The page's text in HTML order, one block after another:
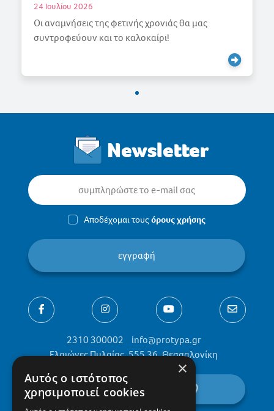
θα μας
Γιορτάζουμε την Άνοιξη
Newsletter
Αποδέχομαι τουςόρους χρήσης
εγγραφή
2310 300002
info@protypa.gr
Ελαιώνες Πυλαίας, 555 36, Θεσσαλονίκη
βρείτε μας στον χάρτη
×
Αυτός ο ιστότοπος
χρησιμοποιεί cookies